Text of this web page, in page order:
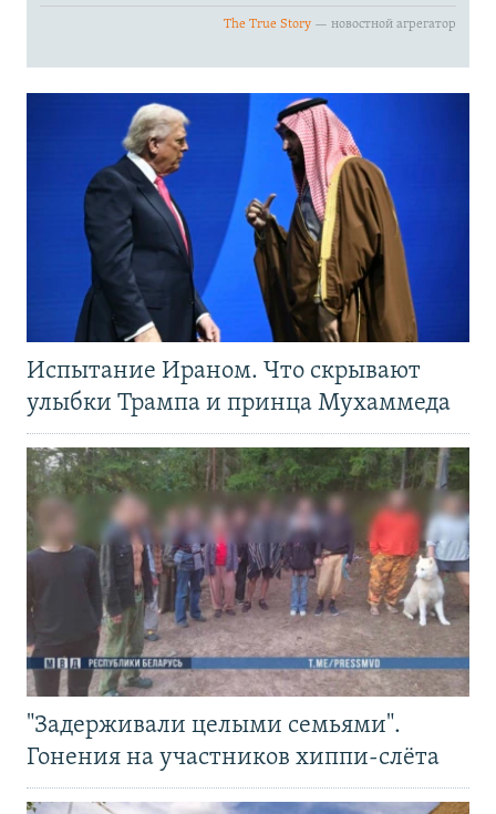
Испытание Ираном. Что скрывают
улыбки Трампа и принца Мухаммеда
"Задерживали целыми семьями".
Гонения на участников хиппи-слёта